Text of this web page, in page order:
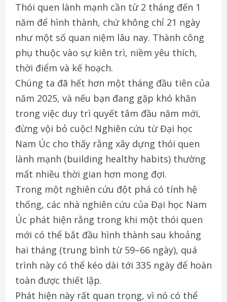
Thói quen lành mạnh cần từ 2 tháng đến 1
năm để hình thành, chứ không chỉ 21 ngày
như một số quan niệm lâu nay. Thành công
phụ thuộc vào sự kiên trì, niềm yêu thích,
thời điểm và kế hoạch.
Chúng ta đã hết hơn một tháng đầu tiên của
năm 2025, và nếu bạn đang gặp khó khăn
trong việc duy trì quyết tâm đầu năm mới,
đừng vội bỏ cuộc! Nghiên cứu từ Đại học
Nam Úc cho thấy rằng xây dựng thói quen
lành mạnh (building healthy habits) thường
mất nhiều thời gian hơn mong đợi.
Trong một nghiên cứu đột phá có tính hệ
thống, các nhà nghiên cứu của Đại học Nam
Úc phát hiện rằng trong khi một thói quen
mới có thể bắt đầu hình thành sau khoảng
hai tháng (trung bình từ 59–66 ngày), quá
trình này có thể kéo dài tới 335 ngày để hoàn
toàn được thiết lập.
Phát hiện này rất quan trọng, vì nó có thể